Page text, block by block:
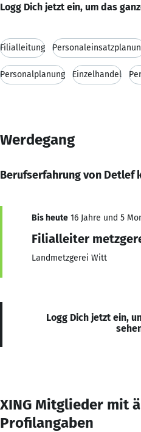
Logg Dich jetzt ein, um das
Filialleitung
Personalplanung Einzelhandel
Werdegang
Berufserfahrung von Detlef
Bis heute 16 Jahre und 5
Filialleiter
Landmetzgerei Witt
Logg Dich jetzt ein,
XING Mitglieder mit
Profilangaben